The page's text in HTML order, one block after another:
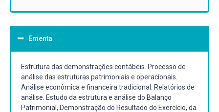
Ementa
Estrutura das demonstrações contábeis. Processo de
análise das estruturas patrimoniais e operacionais.
Análise econômica e financeira tradicional. Relatórios de
análise. Estudo da estrutura e análise do Balanço
Patrimonial, Demonstração do Resultado do Exercício, da